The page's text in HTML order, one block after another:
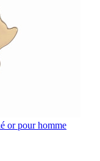
or pour homme